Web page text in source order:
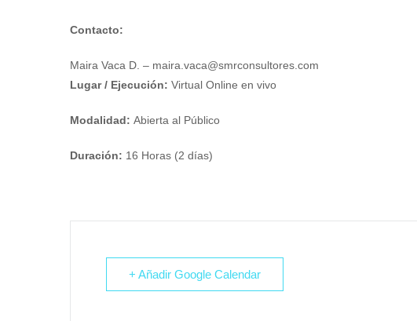
Contacto:
Maira Vaca D. – maira.vaca@smrconsultores.com
Lugar / Ejecución: Virtual Online en vivo
Modalidad: Abierta al Público
Duración: 16 Horas (2 días)
+ Añadir Google Calendar